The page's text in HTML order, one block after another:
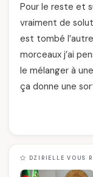
Pour le reste et
vraiment de
est tombé
morceaux j’ai
le mélanger à
ça donne une
DZIRIELLE VOUS